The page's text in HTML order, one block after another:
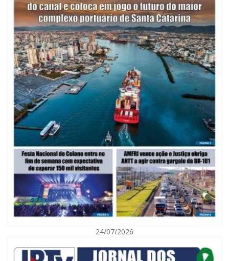
08/08/2026 | 07:00
Saúde de BC abre inscrições para Oficina Regional de Qualidade em
Vigilância Sanitária
PENHA
24/07/2026